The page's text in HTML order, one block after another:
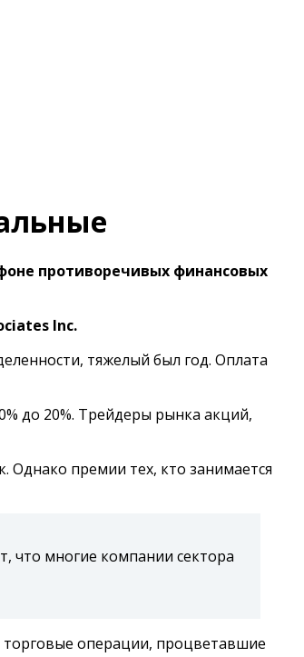
противоречивых финансовых
Inc.
тяжелый был год. Оплата
до 20%. Трейдеры рынка акций,
Однако премии тех, кто занимается
что многие компании сектора
торговые операции, процветавшие